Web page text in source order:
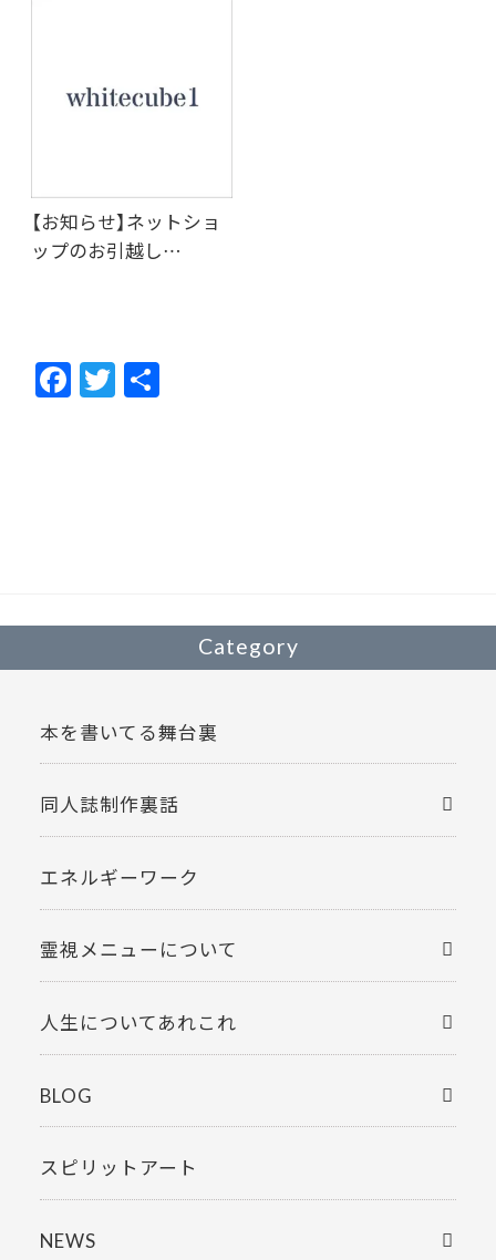
【お知らせ】ネットショ
ップのお引越し…
F
ac
T
w
Category
本を書いてる舞台裏
同人誌制作裏話
エネルギーワーク
霊視メニューについて
人生についてあれこれ
BLOG
スピリットアート
NEWS